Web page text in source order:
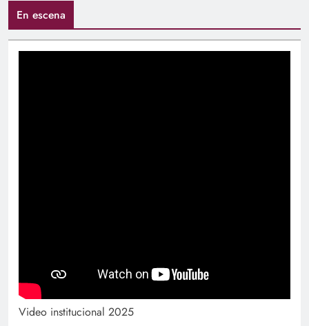
En escena
Video institucional 2025